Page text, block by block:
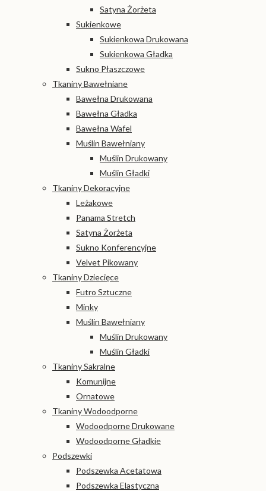
Satyna Żorżeta
Sukienkowe
Sukienkowa Drukowana
Sukienkowa Gładka
Sukno Płaszczowe
Tkaniny Bawełniane
Bawełna Drukowana
Bawełna Gładka
Bawełna Wafel
Muślin Bawełniany
Muślin Drukowany
Muślin Gładki
Tkaniny Dekoracyjne
Leżakowe
Panama Stretch
Satyna Żorżeta
Sukno Konferencyjne
Velvet Pikowany
Tkaniny Dziecięce
Futro Sztuczne
Minky
Muślin Bawełniany
Muślin Drukowany
Muślin Gładki
Tkaniny Sakralne
Komunijne
Ornatowe
Tkaniny Wodoodporne
Wodoodporne Drukowane
Wodoodporne Gładkie
Podszewki
Podszewka Acetatowa
Podszewka Elastyczna